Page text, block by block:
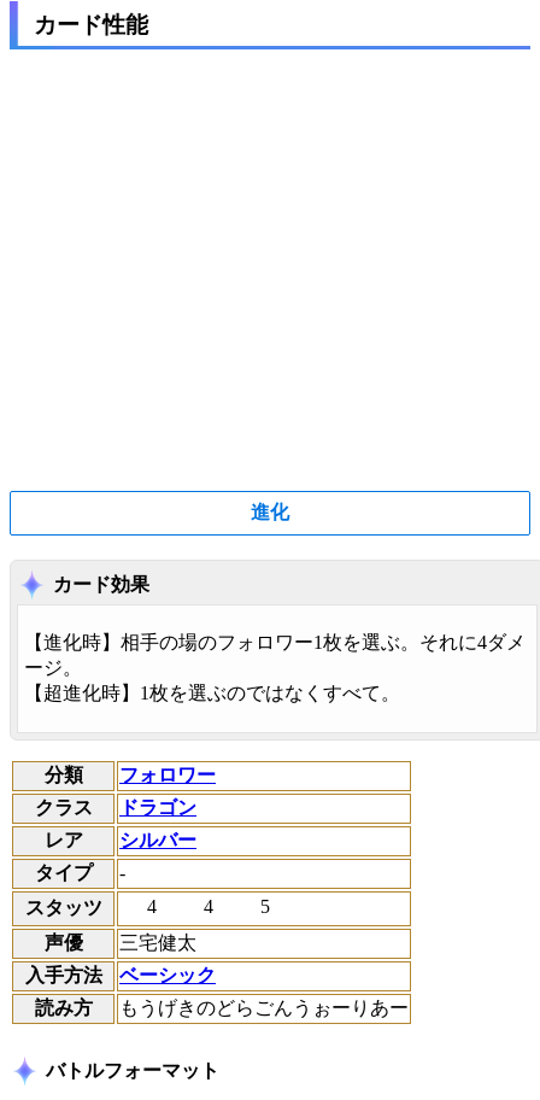
カード性能
進化
カード効果
【進化時】相手の場のフォロワー1枚を選ぶ。それに4ダメ
ージ。
【 超進化時】1枚を選ぶのではなくすべて。
分類
フォロワー
クラス
ドラゴン
レア
シルバー
タイプ
-
スタッツ
4 4
5
声優
三宅健太
入手方法
ベーシック
読み方
もうげきのどらごんうぉーりあー
バトルフォーマット